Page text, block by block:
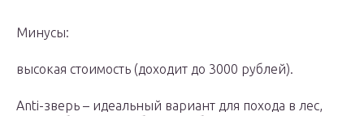
Минусы:
высокая стоимость (доходит до 3000 рублей).
Anti-зверь – идеальный вариант для похода в лес,